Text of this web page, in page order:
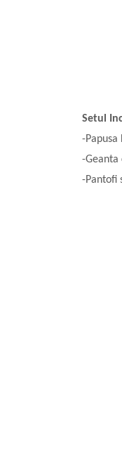
Setul
-
-Geanta
-Pantofi